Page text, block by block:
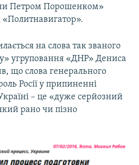
Петром Порошенком»
«Политнавигатор».
на слова так званого
угруповання «ДНР» Дениса
що слова генерального
Росії у припиненні
– це «дуже серйозний
рано чи пізно